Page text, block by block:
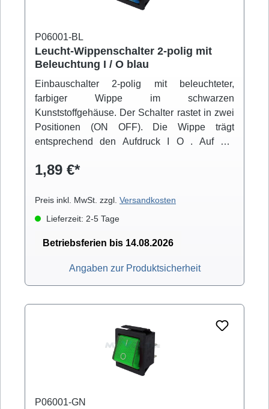
P06001-BL
Leucht-Wippenschalter 2-polig mit
Beleuchtung I / O blau
Einbauschalter 2-polig mit beleuchteter,
farbiger Wippe im schwarzen
Kunststoffgehäuse. Der Schalter rastet in zwei
Positionen (ON OFF). Die Wippe trägt
entsprechend den Aufdruck I O . Auf der
6,3mm Flachstecker. Der Einbau erfolgt über
1,89 €*
Preis inkl. MwSt. zzgl. Versandkosten
Lieferzeit: 2-5 Tage
Betriebsferien bis 14.08.2026
Angaben zur Produktsicherheit
P06001-GN